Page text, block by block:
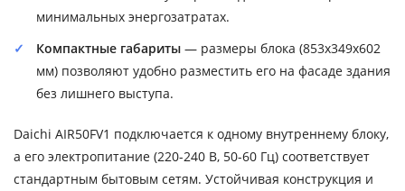
минимальных энергозатратах.
Компактные габариты — размеры блока (853x349x602
мм) позволяют удобно разместить его на фасаде здания
без лишнего выступа.
Daichi AIR50FV1 подключается к одному внутреннему блоку,
а его электропитание (220-240 В, 50-60 Гц) соответствует
стандартным бытовым сетям. Устойчивая конструкция и